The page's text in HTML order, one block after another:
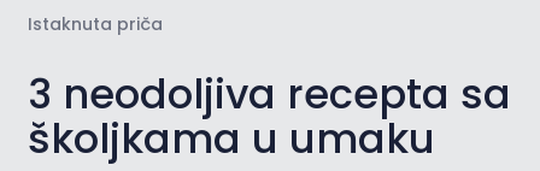
Istaknuta priča
3 neodoljiva recepta sa
školjkama u umaku